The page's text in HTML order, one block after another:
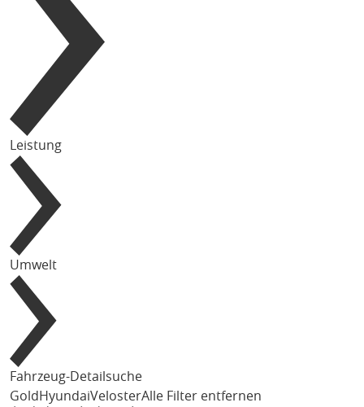
Leistung
Umwelt
Fahrzeug-Detailsuche
GoldHyundaiVelosterAlle Filter entfernen